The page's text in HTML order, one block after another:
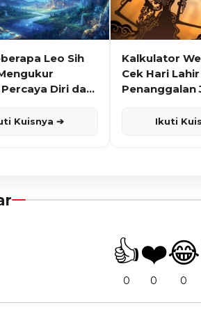
Leo Sih
Diri dan
Kuisnya ➔
Kalkulator
Cek Hari
Penanggalan
Ikuti
👍
0
❤️
0
😂
0